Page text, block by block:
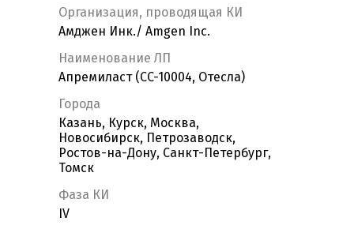
Организация, проводящая КИ
Амджен Инк./ Amgen Inc.
Наименование ЛП
Апремиласт (CC-10004, Отесла)
Города
Казань, Курск, Москва,
Новосибирск, Петрозаводск,
Ростов-на-Дону, Санкт-Петербург,
Томск
Фаза КИ
IV